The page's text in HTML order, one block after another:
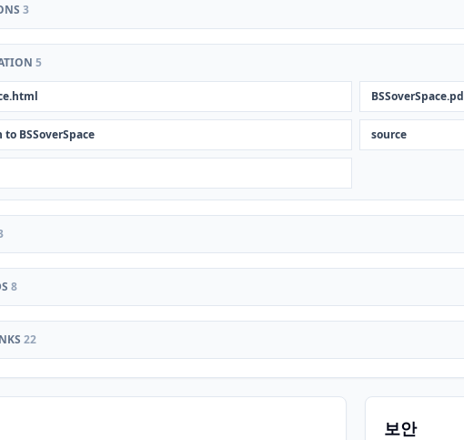
3
5
BSSoverSpace source
8
22
보안